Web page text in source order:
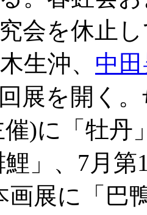
会を休止
生沖、 中
展を開く
)に「牡丹
」、7月
画展に「巴